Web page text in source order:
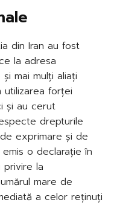
din Iran au fost
la adresa
mai mulți aliați
forței
și au cerut
drepturile
exprimare și de
o declarație în
la
mare de
a celor reținuți